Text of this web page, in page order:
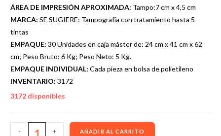
ÁREA DE IMPRESIÓN APROXIMADA: Tampo:7 cm x 4,5 cm
MARCA: SE SUGIERE: Tampografía con tratamiento hasta 5
tintas
EMPAQUE: 30 Unidades en caja máster de: 24 cm x 41 cm x 62
cm; Peso Bruto: 6 Kg; Peso Neto: 5 Kg.
EMPAQUE INDIVIDUAL: Cada pieza en bolsa de polietileno
INVENTARIO: 3172
3172 disponibles
- + AÑADIR AL CARRITO